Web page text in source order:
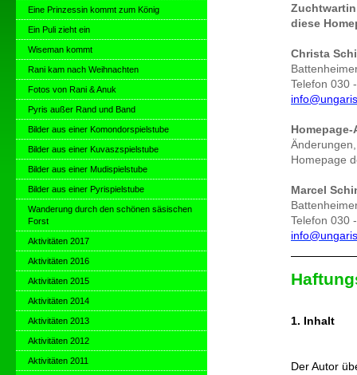
diese
Christa
Telefon 030
Homepage
Marcel
Telefon 030
1. Inhalt
Der Autor
Eine Prinzessin kommt zum König
Ein Puli zieht ein
Wiseman kommt
Rani kam nach Weihnachten
Fotos von Rani & Anuk
Pyris außer Rand und Band
Bilder aus einer Komondorspielstube
Bilder aus einer Kuvaszspielstube
Bilder aus einer Mudispielstube
Bilder aus einer Pyrispielstube
Wanderung durch den schönen säsischen
Forst
Aktivitäten 2017
Aktivitäten 2016
Aktivitäten 2015
Aktivitäten 2014
Aktivitäten 2013
Aktivitäten 2012
Aktivitäten 2011